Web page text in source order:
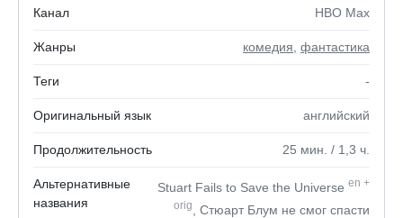
Канал HBO Max
Жанры комедия фантастика
Теги -
Оригинальный язык английский
Продолжительность 25 мин. / 1,3 ч.
Альтернативные
названия
Stuart Fails to Save the Universe en +
orig
, Стюарт Блум не смог спасти